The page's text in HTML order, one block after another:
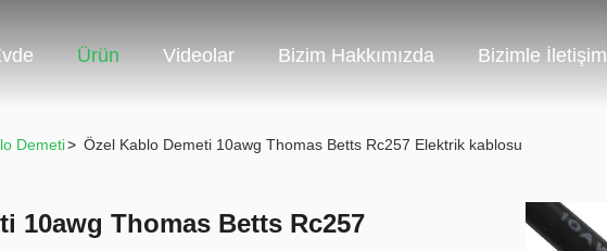
Ürün Videolar Bizim Hakkımızda Bizimle İletişim
Demeti> Özel Kablo Demeti 10awg Thomas Betts Rc257 Elektrik kablosu
10awg Thomas Betts Rc257